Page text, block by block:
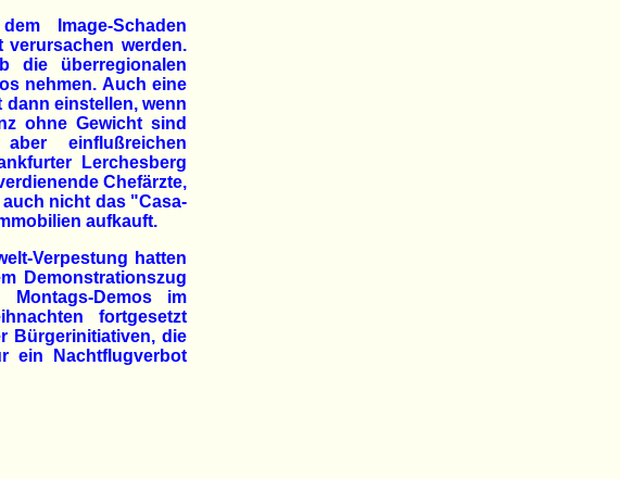
Image-Schaden
werden.
die überregionalen
nehmen. Auch eine
einstellen, wenn
ohne Gewicht sind
einflußreichen
Lerchesberg
Chefärzte,
nicht das "Casa-
aufkauft.
Verpestung hatten
Demonstrationszug
Demos im
fortgesetzt
Bürgerinitiativen, die
ein Nachtflugverbot